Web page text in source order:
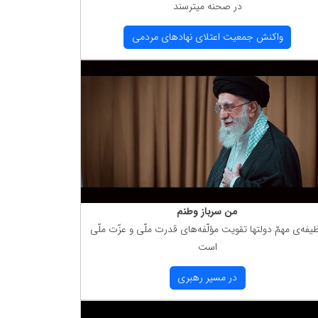
در صحنه میترسند
واكنش جمعیت اعتلای نهادهای مردمی
من سرباز وطنم
مهمّ دولتها تقویت مؤلّفه‌های قدرت ملّی و عزّت ملّی
است
در مسیر رهبری